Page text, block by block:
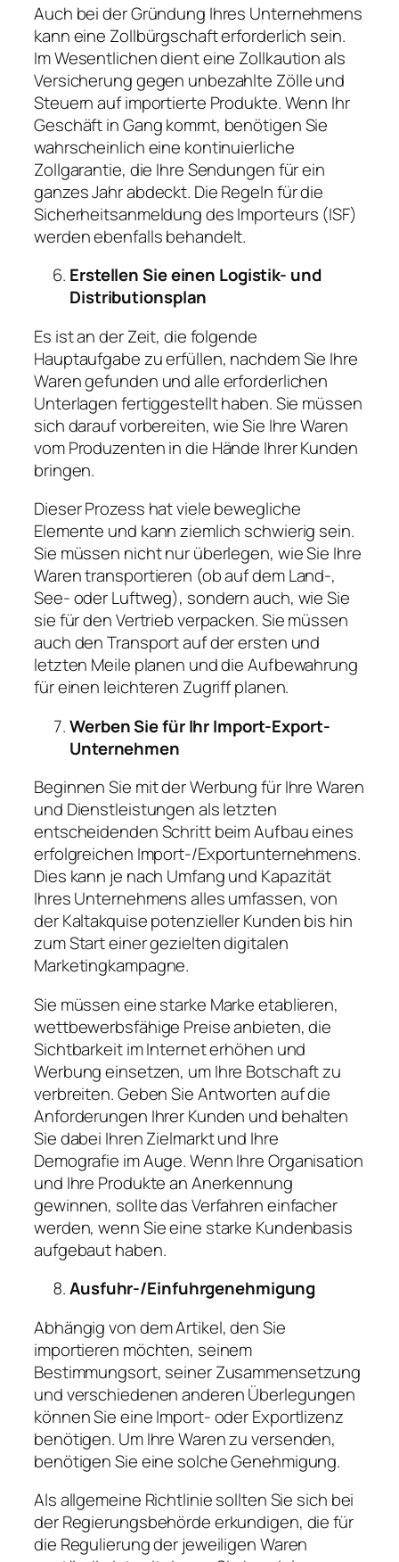
Auch bei der Gründung Ihres Unternehmens
kann eine Zollbürgschaft erforderlich sein.
Im Wesentlichen dient eine Zollkaution als
Versicherung gegen unbezahlte Zölle und
Steuern auf importierte Produkte. Wenn Ihr
Geschäft in Gang kommt, benötigen Sie
wahrscheinlich eine kontinuierliche
Zollgarantie, die Ihre Sendungen für ein
ganzes Jahr abdeckt. Die Regeln für die
Sicherheitsanmeldung des Importeurs (ISF)
werden ebenfalls behandelt.
Erstellen Sie einen Logistik- und
Distributionsplan
Es ist an der Zeit, die folgende
Hauptaufgabe zu erfüllen, nachdem Sie Ihre
Waren gefunden und alle erforderlichen
Unterlagen fertiggestellt haben. Sie müssen
sich darauf vorbereiten, wie Sie Ihre Waren
vom Produzenten in die Hände Ihrer Kunden
bringen.
Dieser Prozess hat viele bewegliche
Elemente und kann ziemlich schwierig sein.
Sie müssen nicht nur überlegen, wie Sie Ihre
Waren transportieren (ob auf dem Land-,
See- oder Luftweg), sondern auch, wie Sie
sie für den Vertrieb verpacken. Sie müssen
auch den Transport auf der ersten und
letzten Meile planen und die Aufbewahrung
für einen leichteren Zugriff planen.
Werben Sie für Ihr Import-Export-
Unternehmen
Beginnen Sie mit der Werbung für Ihre Waren
und Dienstleistungen als letzten
entscheidenden Schritt beim Aufbau eines
erfolgreichen Import-/Exportunternehmens.
Dies kann je nach Umfang und Kapazität
Ihres Unternehmens alles umfassen, von
der Kaltakquise potenzieller Kunden bis hin
zum Start einer gezielten digitalen
Marketingkampagne.
Sie müssen eine starke Marke etablieren,
wettbewerbsfähige Preise anbieten, die
Sichtbarkeit im Internet erhöhen und
Werbung einsetzen, um Ihre Botschaft zu
verbreiten. Geben Sie Antworten auf die
Anforderungen Ihrer Kunden und behalten
Sie dabei Ihren Zielmarkt und Ihre
Demografie im Auge. Wenn Ihre Organisation
und Ihre Produkte an Anerkennung
gewinnen, sollte das Verfahren einfacher
werden, wenn Sie eine starke Kundenbasis
aufgebaut haben.
Ausfuhr-/Einfuhrgenehmigung
Abhängig von dem Artikel, den Sie
importieren möchten, seinem
Bestimmungsort, seiner Zusammensetzung
und verschiedenen anderen Überlegungen
können Sie eine Import- oder Exportlizenz
benötigen. Um Ihre Waren zu versenden,
benötigen Sie eine solche Genehmigung.
Als allgemeine Richtlinie sollten Sie sich bei
der Regierungsbehörde erkundigen, die für
die Regulierung der jeweiligen Waren